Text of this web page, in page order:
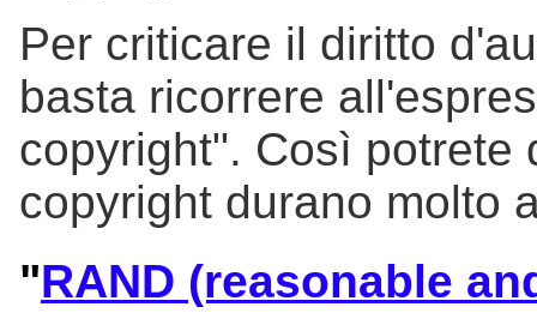
Per criticare il diritto
basta ricorrere
copyright". Così potrete
copyright durano molto
"RAND (reasonable